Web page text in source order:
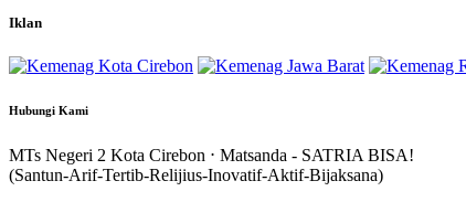
Iklan
Hubungi Kami
MTs Negeri 2 Kota Cirebon ⋅ Matsanda - SATRIA BISA!
(Santun-Arif-Tertib-Relijius-Inovatif-Aktif-Bijaksana)